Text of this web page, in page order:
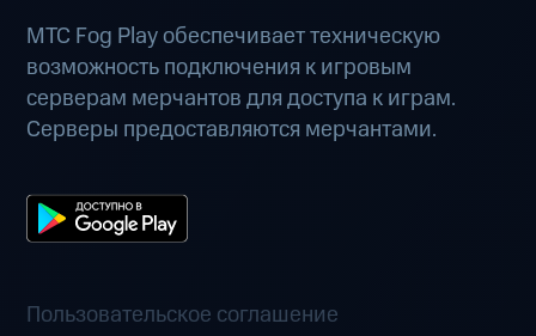
МТС Fog Play обеспечивает техническую
возможность подключения к игровым
серверам мерчантов для доступа к играм.
Серверы предоставляются мерчантами.
Пользовательское соглашение